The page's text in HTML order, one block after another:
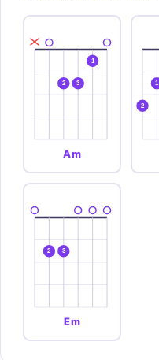
2 3
1
Am
2
1
2 3
Em